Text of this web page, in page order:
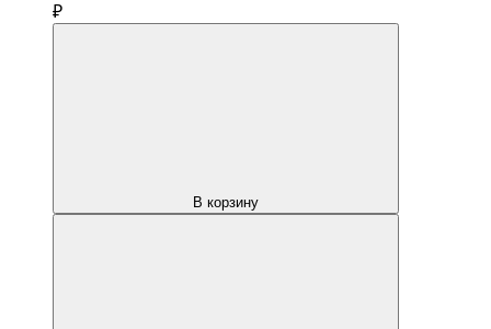
₽
В корзину